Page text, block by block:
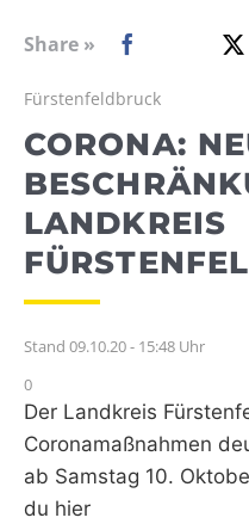
WEBRADIO
Share »
Fürstenfeldbruck
CORONA:
LANDKREIS
Stand 09.10.20 - 15:48 Uhr
0
Der Landkreis
Coronamaßnahmen
ab Samstag 10.
du hier